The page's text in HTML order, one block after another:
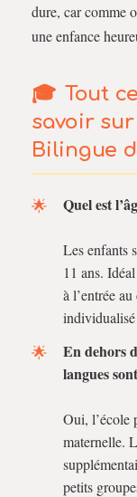
dure, car comme
une enfance
Tout
savoir
Bilingue
Quel est
Les enfants
11 ans.
à l’entrée
individualisé
En dehors
langues
Oui, l’école
maternelle.
petits